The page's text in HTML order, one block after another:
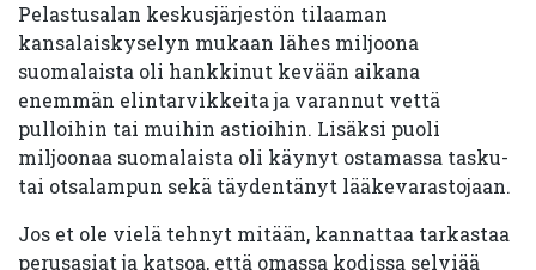
Pelastusalan keskusjärjestön tilaaman
kansalaiskyselyn mukaan lähes miljoona
suomalaista oli hankkinut kevään aikana
enemmän elintarvikkeita ja varannut vettä
pulloihin tai muihin astioihin. Lisäksi puoli
miljoonaa suomalaista oli käynyt ostamassa tasku-
tai otsalampun sekä täydentänyt lääkevarastojaan.
Jos et ole vielä tehnyt mitään, kannattaa tarkastaa
perusasiat ja katsoa, että omassa kodissa selviää